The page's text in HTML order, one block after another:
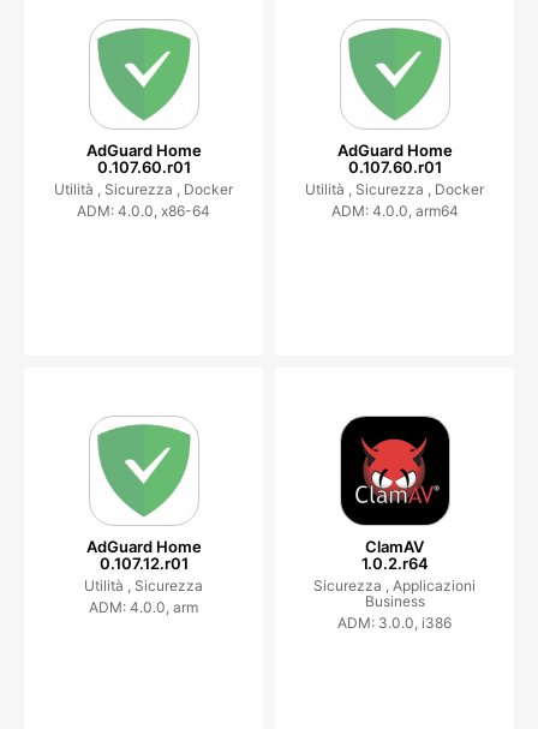
AdGuard Home
0.107.60.r01
Utilità , Sicurezza , Docker
ADM: 4.0.0, x86-64
AdGuard Home
0.107.60.r01
Utilità , Sicurezza , Docker
ADM: 4.0.0, arm64
AdGuard Home
0.107.12.r01
Utilità , Sicurezza
ADM: 4.0.0, arm
ClamAV
1.0.2.r64
Sicurezza , Applicazioni
Business
ADM: 3.0.0, i386